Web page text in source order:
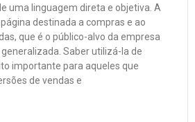
uma linguagem direta e objetiva. A
destinada a compras e ao
que é o público-alvo da empresa
Saber utilizá-la de
importante para aqueles que
de vendas e